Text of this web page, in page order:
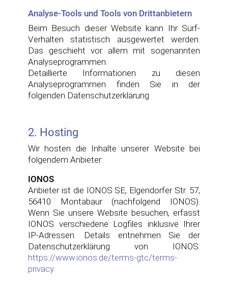
Analyse-Tools und Tools von Drittanbietern
Beim Besuch dieser Website kann Ihr Surf-
Verhalten statistisch ausgewertet werden.
Das geschieht vor allem mit sogenannten
Analyseprogrammen.
Detaillierte Informationen zu diesen
Analyseprogrammen finden Sie in der
folgenden Datenschutzerklärung.
2. Hosting
Wir hosten die Inhalte unserer Website bei
folgendem Anbieter:
IONOS
Anbieter ist die IONOS SE, Elgendorfer Str. 57,
56410 Montabaur (nachfolgend IONOS).
Wenn Sie unsere Website besuchen, erfasst
IONOS verschiedene Logfiles inklusive Ihrer
IP-Adressen. Details entnehmen Sie der
Datenschutzerklärung von IONOS:
https://www.ionos.de/terms-gtc/terms-
privacy.